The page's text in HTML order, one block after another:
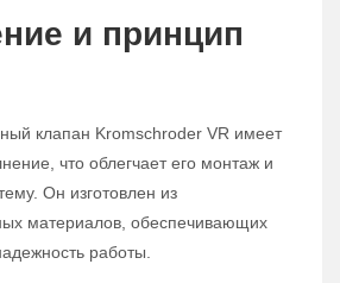
и принцип
клапан Kromschroder VR имеет
что облегчает его монтаж и
Он изготовлен из
материалов, обеспечивающих
работы.